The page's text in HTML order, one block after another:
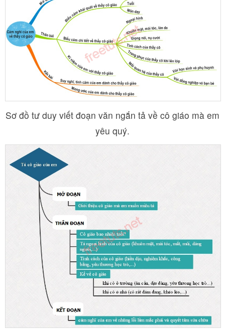
Sơ đồ tư duy viết đoạn văn ngắn tả về cô giáo mà em
yêu quý.